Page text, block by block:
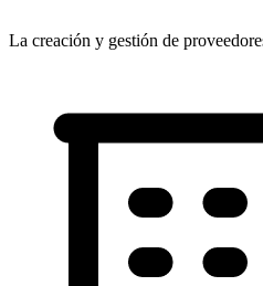
La creación y gestión de